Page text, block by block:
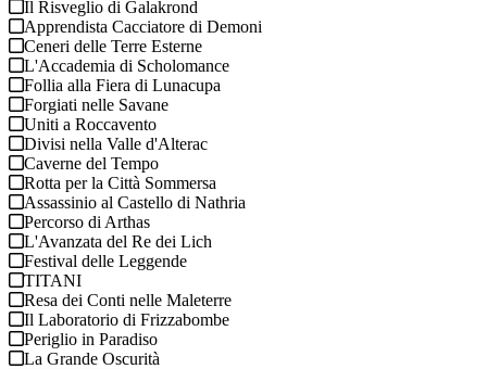
Il Risveglio di Galakrond
Apprendista Cacciatore di Demoni
Ceneri delle Terre Esterne
L'Accademia di Scholomance
Follia alla Fiera di Lunacupa
Forgiati nelle Savane
Uniti a Roccavento
Divisi nella Valle d'Alterac
Caverne del Tempo
Rotta per la Città Sommersa
Assassinio al Castello di Nathria
Percorso di Arthas
L'Avanzata del Re dei Lich
Festival delle Leggende
TITANI
Resa dei Conti nelle Maleterre
Il Laboratorio di Frizzabombe
Periglio in Paradiso
La Grande Oscurità